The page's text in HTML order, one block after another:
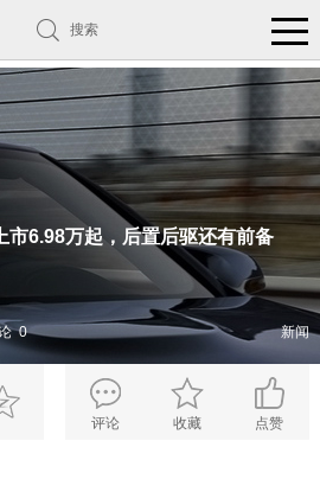
搜索
市6.98万起，后置后驱还有前备
0 新闻
评论 收藏 点赞